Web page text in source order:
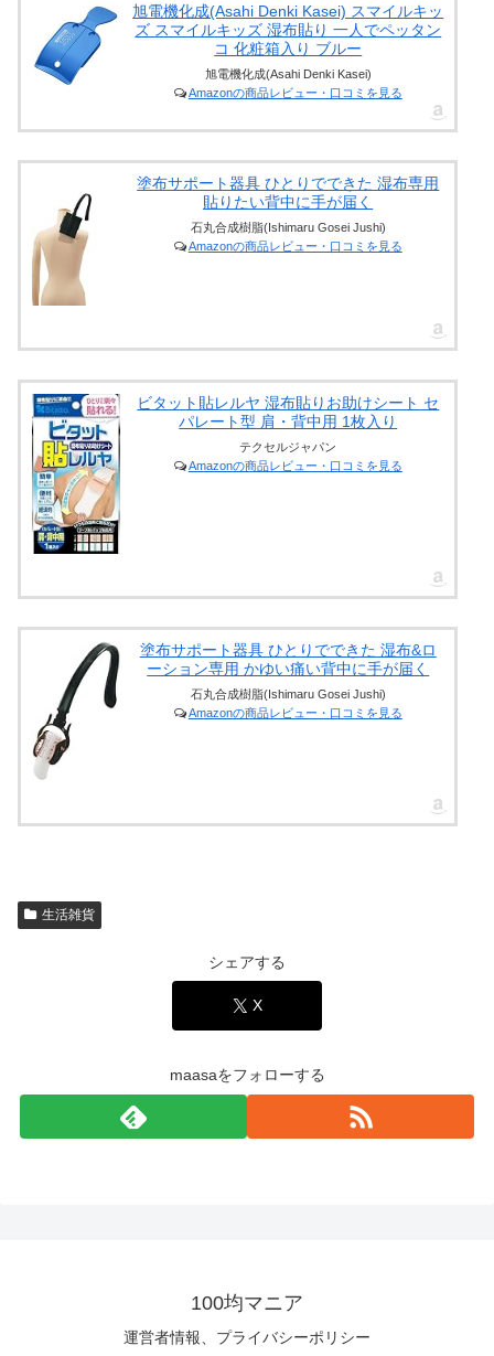
旭電機化成(Asahi Denki Kasei) スマイルキッ
ズ スマイルキッズ 湿布貼り 一人でペッタン
コ 化粧箱入り ブルー
旭電機化成(Asahi Denki Kasei)
Amazonの商品レビュー・口コミを見る
塗布サポート器具 ひとりでできた 湿布専用
貼りたい背中に手が届く
石丸合成樹脂(Ishimaru Gosei Jushi)
Amazonの商品レビュー・口コミを見る
ビタット貼レルヤ 湿布貼りお助けシート セ
パレート型 肩・背中用 1枚入り
テクセルジャパン
Amazonの商品レビュー・口コミを見る
塗布サポート器具 ひとりでできた 湿布&ロ
ーション専用 かゆい痛い背中に手が届く
石丸合成樹脂(Ishimaru Gosei Jushi)
Amazonの商品レビュー・口コミを見る
生活雑貨
シェアする
X
maasaをフォローする
100均マニア
運営者情報、プライバシーポリシー